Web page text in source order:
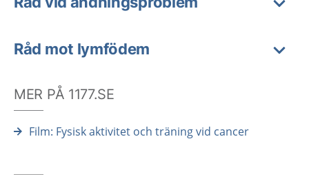
Råd mot lymfödem
MER PÅ 1177.SE
Film: Fysisk aktivitet och träning vid cancer